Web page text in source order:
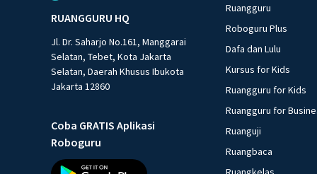
RUANGGURU HQ
Jl. Dr. Saharjo No.161, Manggarai
Selatan, Tebet, Kota Jakarta
Selatan, Daerah Khusus Ibukota
Jakarta 12860
Coba GRATIS Aplikasi
Roboguru
Ruangguru
Roboguru Plus
Dafa dan Lulu
Kursus for Kids
Ruangguru for Kids
Ruangguru for
Ruanguji
Ruangbaca